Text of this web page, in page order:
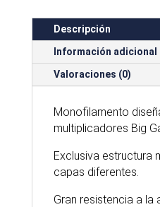
cantidad
Descripción
Información adicional
Valoraciones (0)
Monofilamento
multiplicadores Big
Exclusiva estructura
capas diferentes.
Gran resistencia a la